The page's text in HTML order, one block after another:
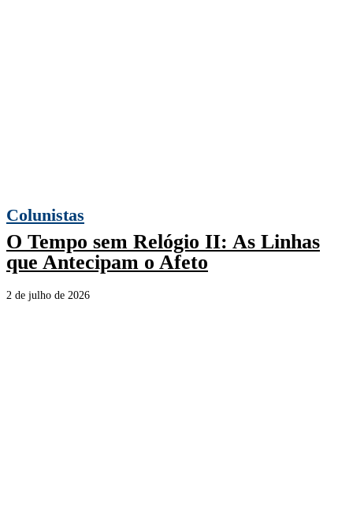
Colunistas
O Tempo sem Relógio II: As Linhas
que Antecipam o Afeto
2 de julho de 2026